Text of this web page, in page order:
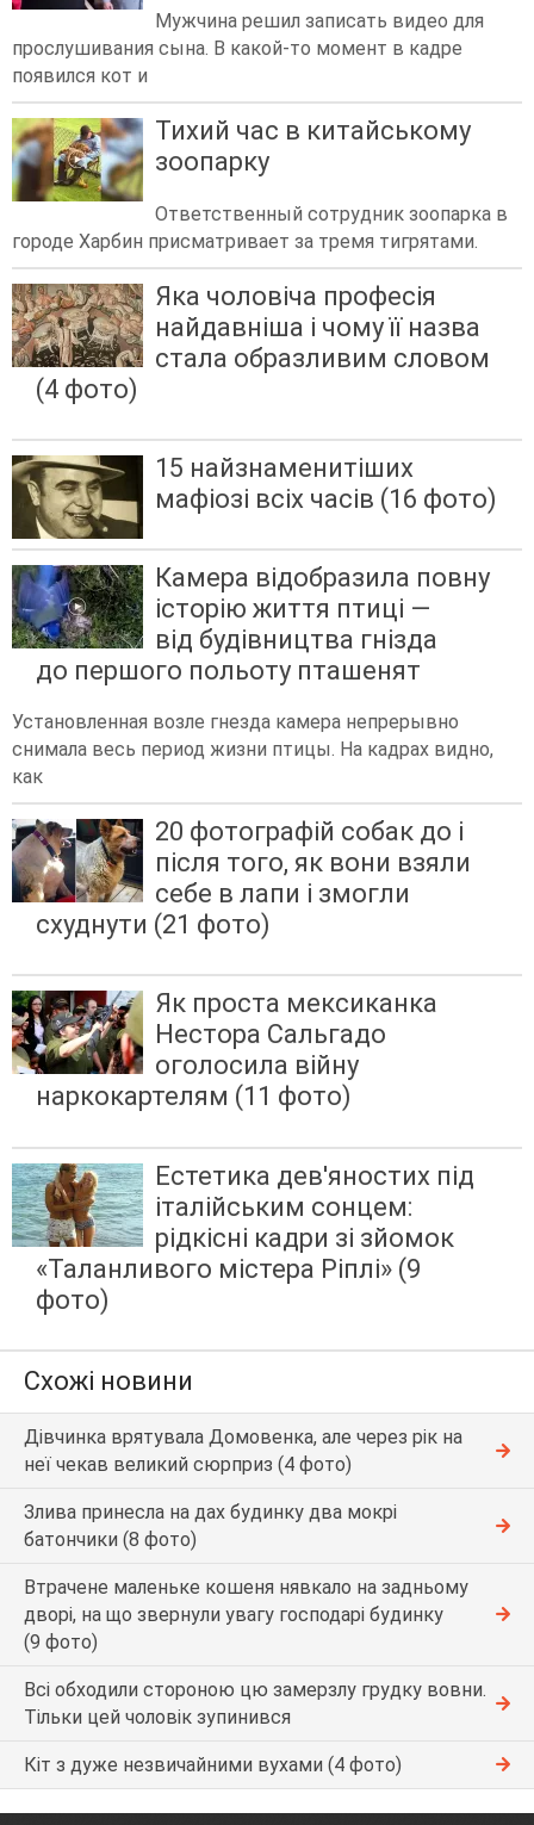
Мужчина решил записать видео для
прослушивания сына. В какой-то момент в кадре
появился кот и
Тихий час в китайському
зоопарку
Ответственный сотрудник зоопарка в
городе Харбин присматривает за тремя тигрятами.
Яка чоловіча професія
найдавніша і чому її назва
стала образливим словом
(4 фото)
15 найзнаменитіших
мафіозі всіх часів (16 фото)
Камера відобразила повну
історію життя птиці —
від будівництва гнізда
до першого польоту пташенят
Установленная возле гнезда камера непрерывно
снимала весь период жизни птицы. На кадрах видно,
как
20 фотографій собак до і
після того, як вони взяли
себе в лапи і змогли
схуднути (21 фото)
Як проста мексиканка
Нестора Сальгадо
оголосила війну
наркокартелям (11 фото)
Естетика дев'яностих під
італійським сонцем:
рідкісні кадри зі зйомок
«Таланливого містера Ріплі» (9
фото)
Схожі новини
Дівчинка врятувала Домовенка, але через рік на
неї чекав великий сюрприз (4 фото)
Злива принесла на дах будинку два мокрі
батончики (8 фото)
Втрачене маленьке кошеня нявкало на задньому
дворі, на що звернули увагу господарі будинку
(9 фото)
Всі обходили стороною цю замерзлу грудку вовни.
Тільки цей чоловік зупинився
Кіт з дуже незвичайними вухами (4 фото)